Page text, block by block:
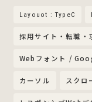
Layouot : TypeC
採用サイト・転職・
Webフォント /
カーソル スクロ